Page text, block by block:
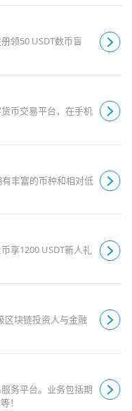
领50 USDT数币盲
币交易平台，在手机
丰富的币种和相对低
享1200 USDT新人礼
块链投资人与金融
务平台。业务包括期
！